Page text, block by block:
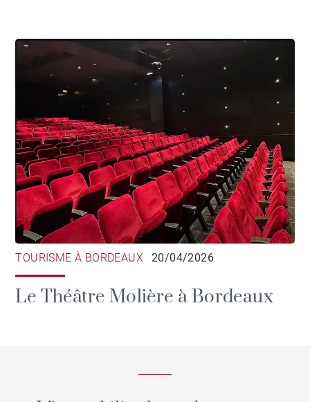
TOURISME À BORDEAUX 20/04/2026
Le Théâtre Molière à Bordeaux